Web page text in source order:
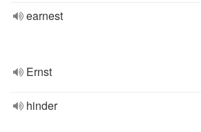
earnest
Ernst
hinder